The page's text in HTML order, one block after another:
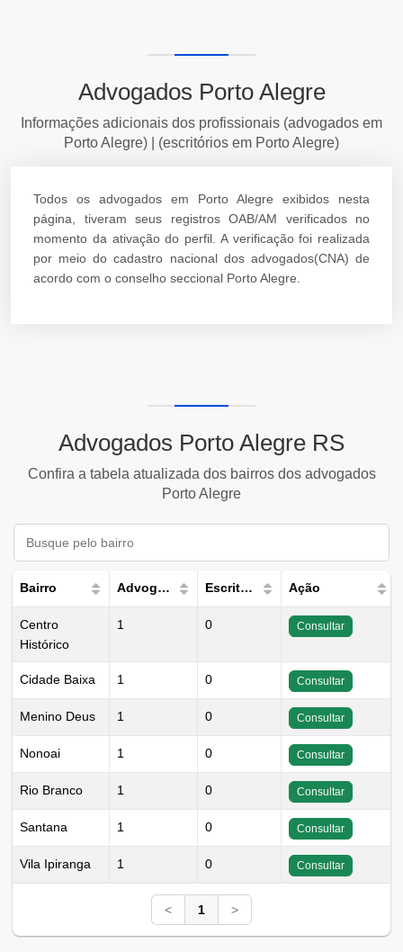
Advogados Porto Alegre
Informações adicionais dos profissionais (advogados em
Porto Alegre) | (escritórios em Porto Alegre)
Todos os advogados em Porto Alegre exibidos nesta
página, tiveram seus registros OAB/AM verificados no
momento da ativação do perfil. A verificação foi realizada
por meio do cadastro nacional dos advogados(CNA) de
acordo com o conselho seccional Porto Alegre.
Advogados Porto Alegre RS
Confira a tabela atualizada dos bairros dos advogados
Porto Alegre
Bairro Advogados Escritórios Ação
Centro
Histórico
1 0 Consultar
Cidade Baixa 1 0 Consultar
Menino Deus 1 0 Consultar
Nonoai 1 0 Consultar
Rio Branco 1 0 Consultar
Santana 1 0 Consultar
Vila Ipiranga 1 0 Consultar
< 1 >